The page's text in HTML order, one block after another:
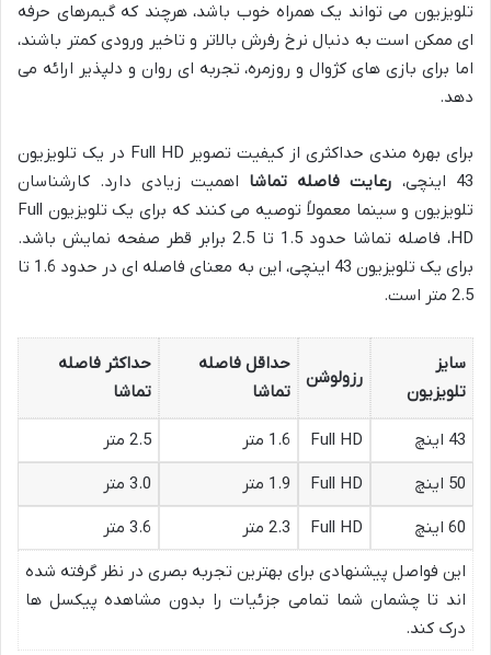
تلویزیون می تواند یک همراه خوب باشد، هرچند که گیمرهای حرفه
ای ممکن است به دنبال نرخ رفرش بالاتر و تاخیر ورودی کمتر باشند،
اما برای بازی های کژوال و روزمره، تجربه ای روان و دلپذیر ارائه می
دهد.
برای بهره مندی حداکثری از کیفیت تصویر Full HD در یک تلویزیون
43 اینچی،
رعایت فاصله تماشا اهمیت زیادی دارد. کارشناسان
تلویزیون و سینما معمولاً توصیه می کنند که برای یک تلویزیون Full
HD، فاصله تماشا حدود 1.5 تا 2.5 برابر قطر صفحه نمایش باشد.
برای یک تلویزیون 43 اینچی، این به معنای فاصله ای در حدود 1.6 تا
2.5 متر است.
سایز
تلویزیون
رزولوشن
حداقل فاصله
تماشا
حداکثر فاصله
تماشا
43 اینچ Full HD 1.6 متر
2.5 متر
50 اینچ
Full HD 1.9 متر
3.0 متر
60 اینچ
Full HD 2.3 متر
3.6 متر
این فواصل پیشنهادی برای بهترین تجربه بصری در نظر گرفته شده
اند تا چشمان شما تمامی جزئیات را بدون مشاهده پیکسل ها
درک کند.